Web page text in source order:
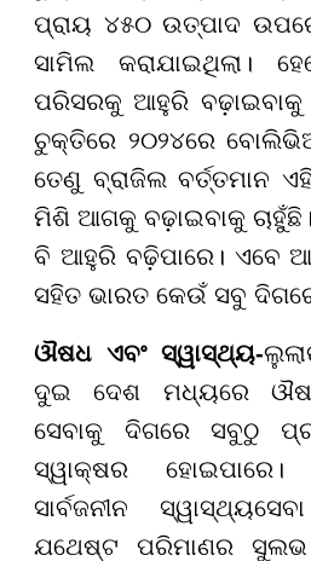
ପ୍ରାୟ ୪୫୦ ଉତ୍ପାଦ
ସାମିଲ କରାଯାଇଥିଲା।
ପରିସରକୁ ଆହୁରି ବଢ଼ାଇବାକୁ
ଚୁକ୍ତିରେ ୨୦୨୪ରେ
ତେଣୁ ବ୍ରାଜିଲ ବର୍ତ୍ତମାନ
ମିଶି ଆଗକୁ ବଢ଼ାଇବାକୁ
ବି ଆହୁରି ବଢ଼ିପାରେ। ଏବେ
ସହିତ ଭାରତ କେଉଁ ସବୁ
ଔଷଧ ଏବଂ ସ୍ୱାସ୍ଥ୍ୟ-
ଦୁଇ ଦେଶ ମଧ୍ୟରେ
ସେବାକୁ ଦିଗରେ ସବୁଠୁ
ସ୍ୱାକ୍ଷର
ସାର୍ବଜନୀନ
ଯଥେଷ୍ଟ ପରିମାଣର